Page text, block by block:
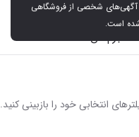
است.
روز موبایل در شیراز
خبرم کن
انتخابی خود را بازبینی کنید.